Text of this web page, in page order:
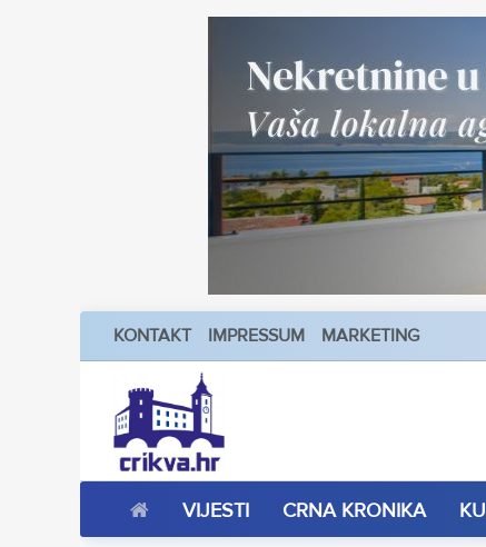
KONTAKT IMPRESSUM MARKETING
VIJESTI CRNA KRONIKA